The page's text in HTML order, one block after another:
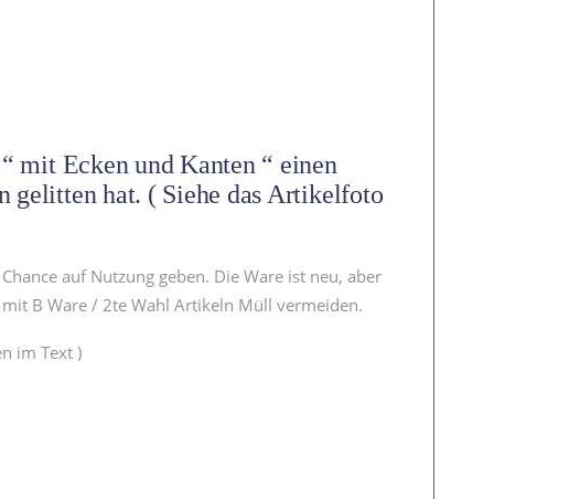
mit Ecken und Kanten “ einen
gelitten hat. ( Siehe das Artikelfoto
auf Nutzung geben. Die Ware ist neu, aber
B Ware / 2te Wahl Artikeln Müll vermeiden.
im Text )